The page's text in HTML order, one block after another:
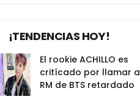
¡TENDENCIAS HOY!
El rookie ACHILLO es
critícado por llamar a
RM de BTS retardado